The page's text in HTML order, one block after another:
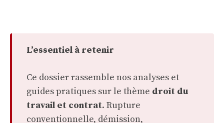
L’essentiel à retenir
Ce dossier rassemble nos analyses et
guides pratiques sur le thème droit du
travail et contrat. Rupture
conventionnelle, démission,